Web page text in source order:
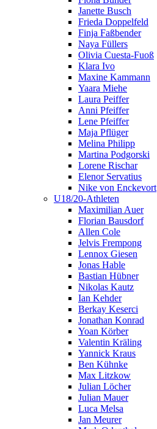
Janette Busch
Frieda Doppelfeld
Finja Faßbender
Naya Füllers
Olivia Cuesta-Fuoß
Klara Ivo
Maxine Kammann
Yaara Miehe
Laura Peiffer
Anni Pfeiffer
Lene Pfeiffer
Maja Pflüger
Melina Philipp
Martina Podgorski
Lorene Rischar
Elenor Servatius
Nike von Enckevort
U18/20-Athleten
Maximilian Auer
Florian Bausdorf
Allen Cole
Jelvis Frempong
Lennox Giesen
Jonas Hable
Bastian Hübner
Nikolas Kautz
Ian Kehder
Berkay Keserci
Jonathan Konrad
Yoan Körber
Valentin Kräling
Yannick Kraus
Ben Kühnke
Max Litzkow
Julian Löcher
Julian Mauer
Luca Melsa
Jan Meurer